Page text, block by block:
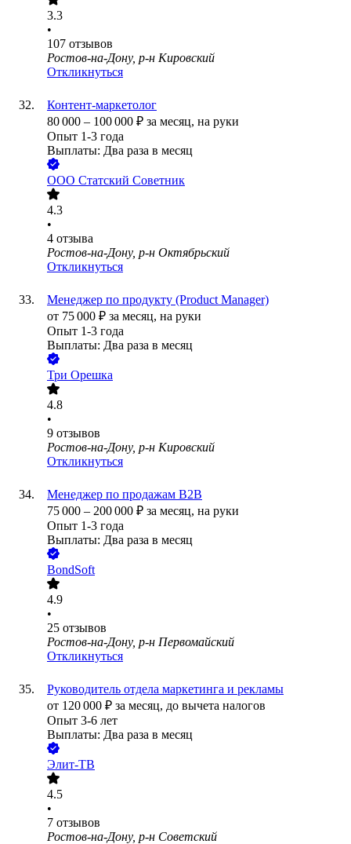
3.3
•
107 отзывов
Ростов-на-Дону, р-н Кировский
Откликнуться
Контент-маркетолог
80 000 – 100 000 ₽ за месяц, на руки
Опыт 1-3 года
Выплаты: Два раза в месяц
ООО Статский Советник
4.3
•
4 отзыва
Ростов-на-Дону, р-н Октябрьский
Откликнуться
Менеджер по продукту (Product Manager)
от 75 000 ₽ за месяц, на руки
Опыт 1-3 года
Выплаты: Два раза в месяц
Три Орешка
4.8
•
9 отзывов
Ростов-на-Дону, р-н Кировский
Откликнуться
Менеджер по продажам B2B
75 000 – 200 000 ₽ за месяц, на руки
Опыт 1-3 года
Выплаты: Два раза в месяц
BondSoft
4.9
•
25 отзывов
Ростов-на-Дону, р-н Первомайский
Откликнуться
Руководитель отдела маркетинга и рекламы
от 120 000 ₽ за месяц, до вычета налогов
Опыт 3-6 лет
Выплаты: Два раза в месяц
Элит-ТВ
4.5
•
7 отзывов
Ростов-на-Дону, р-н Советский